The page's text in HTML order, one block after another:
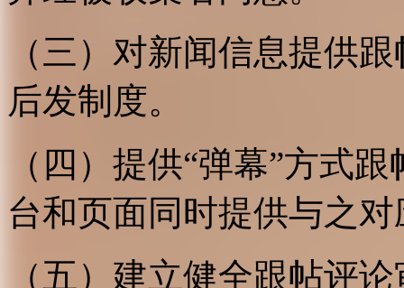
（三）对新闻信息提供
后发制度。
（四）提供“弹幕”方式
台和页面同时提供与之
（五）建立健全跟帖评